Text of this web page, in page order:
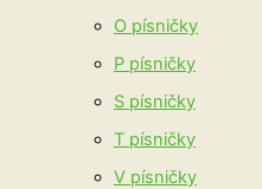
O písničky
P písničky
S písničky
T písničky
V písničky